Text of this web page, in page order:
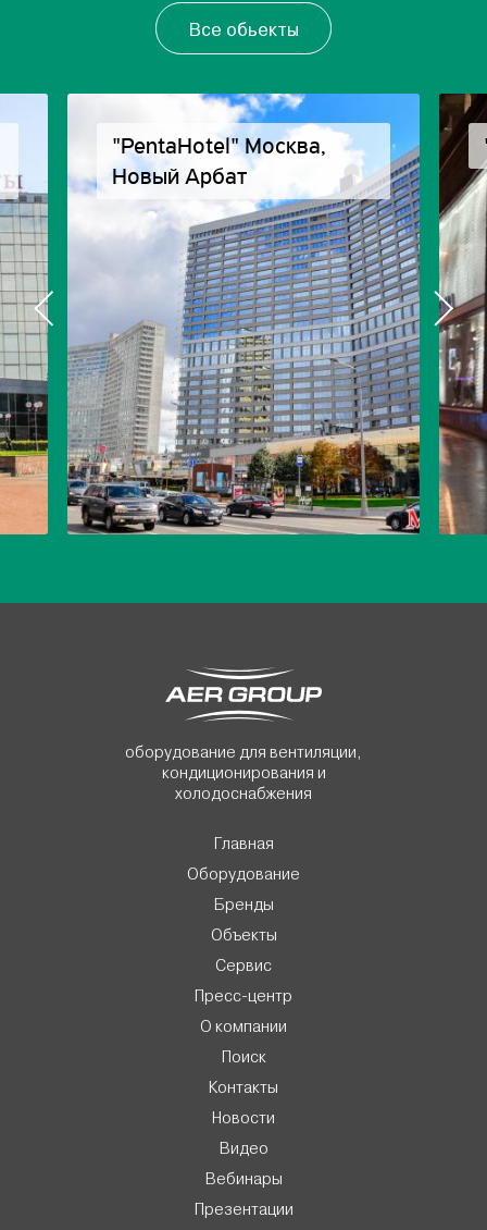
Все обьекты
"PentaHotel" Москва,
Новый Арбат
оборудование для вентиляции,
кондиционирования и
холодоснабжения
Главная
Оборудование
Бренды
Объекты
Сервис
Пресс-центр
О компании
Поиск
Контакты
Новости
Видео
Вебинары
Презентации